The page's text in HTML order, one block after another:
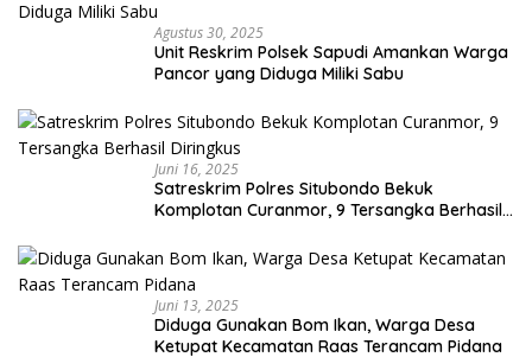
Agustus 30, 2025
Unit Reskrim Polsek Sapudi Amankan Warga
Pancor yang Diduga Miliki Sabu
Juni 16, 2025
Satreskrim Polres Situbondo Bekuk
Komplotan Curanmor, 9 Tersangka Berhasil
Juni 13, 2025
Diduga Gunakan Bom Ikan, Warga Desa
Ketupat Kecamatan Raas Terancam Pidana